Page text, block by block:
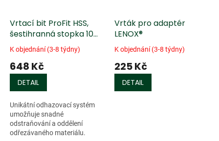
Vrtací bit ProFit HSS,
šestihranná stopka 10
mm
K objednání (3-8 týdny)
648 Kč
DETAIL
Unikátní odhazovací systém
umožňuje snadné
odstraňování a oddělení
odřezávaného materiálu.
Vrták pro adaptér
LENOX®
K objednání (3-8 týdny)
225 Kč
DETAIL